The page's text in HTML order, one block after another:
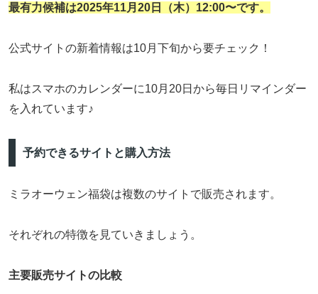
最有力候補は2025年11月20日（木）12:00〜です。
公式サイトの新着情報は10月下旬から要チェック！
私はスマホのカレンダーに10月20日から毎日リマインダー
を入れています♪
予約できるサイトと購入方法
ミラオーウェン福袋は複数のサイトで販売されます。
それぞれの特徴を見ていきましょう。
主要販売サイトの比較